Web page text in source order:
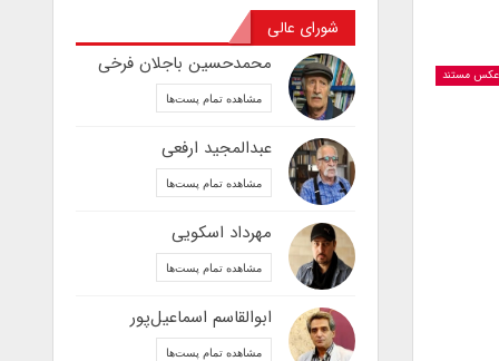
عکس مستند
شورای عالی
محمدحسین باجلان فرخی
مشاهده تمام پست‌ها
عبدالمجید ارفعی
مشاهده تمام پست‌ها
مهرداد اسکویی
مشاهده تمام پست‌ها
ابوالقاسم اسماعیل‌پور
مشاهده تمام پست‌ها